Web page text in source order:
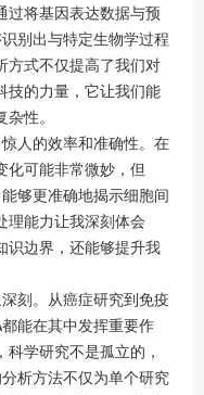
过将基因表达数据与预
别出与特定生物学过程
方式不仅提高了我们对
技的力量，它让我们能
性。
人的效率和准确性。在
化可能非常微妙，但
够更准确地揭示细胞间
理能力让我深刻体会
识边界，还能够提升我
刻。从癌症研究到免疫
能在其中发挥重要作
学研究不是孤立的，
析方法不仅为单个研究